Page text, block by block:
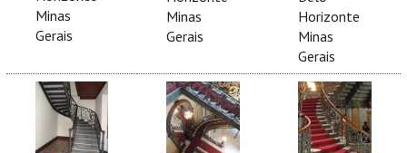
Minas
Gerais
Minas
Gerais
Horizonte
Minas
Gerais